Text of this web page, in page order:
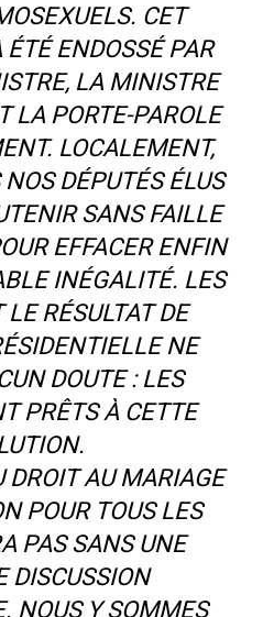
CET
ENDOSSÉ PAR
LA MINISTRE
LA PORTE-PAROLE
LOCALEMENT,
DÉPUTÉS ÉLUS
SANS FAILLE
EFFACER ENFIN
INÉGALITÉ. LES
RÉSULTAT DE
NE
DOUTE : LES
PRÊTS À CETTE
DROIT AU MARIAGE
POUR TOUS LES
PAS SANS UNE
DISCUSSION
NOUS Y SOMMES